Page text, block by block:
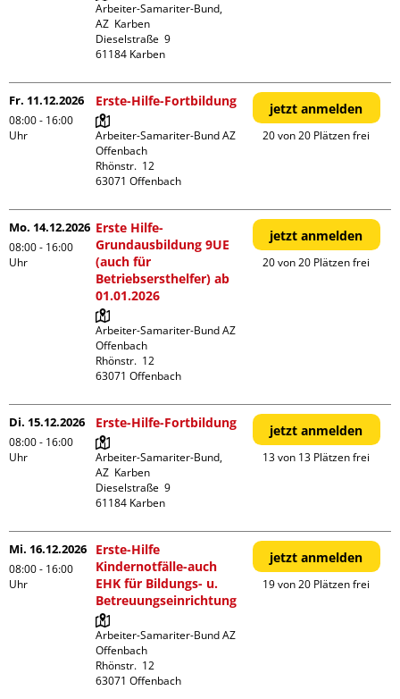
Arbeiter-Samariter-Bund,
AZ  Karben
Dieselstraße  9
Fr. 11.12.2026
08:00 - 16:00
Uhr
Erste-Hilfe-Fortbildung
Arbeiter-Samariter-Bund AZ
Offenbach
Rhönstr.  12
jetzt anmelden
20 von 20 Plätzen frei
Mo. 14.12.2026
08:00 - 16:00
Uhr
Erste Hilfe-
Grundausbildung 9UE
(auch für
Betriebsersthelfer) ab
01.01.2026
Arbeiter-Samariter-Bund AZ
Offenbach
Rhönstr.  12
jetzt anmelden
20 von 20 Plätzen frei
Di. 15.12.2026
08:00 - 16:00
Uhr
Erste-Hilfe-Fortbildung
Arbeiter-Samariter-Bund,
AZ  Karben
Dieselstraße  9
jetzt anmelden
13 von 13 Plätzen frei
Mi. 16.12.2026
08:00 - 16:00
Uhr
Erste-Hilfe
Kindernotfälle-auch
EHK für Bildungs- u.
Betreuungseinrichtung
Arbeiter-Samariter-Bund AZ
Offenbach
Rhönstr.  12
jetzt anmelden
19 von 20 Plätzen frei